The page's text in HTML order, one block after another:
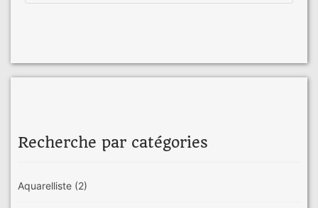
Recherche par catégories
Aquarelliste (2)